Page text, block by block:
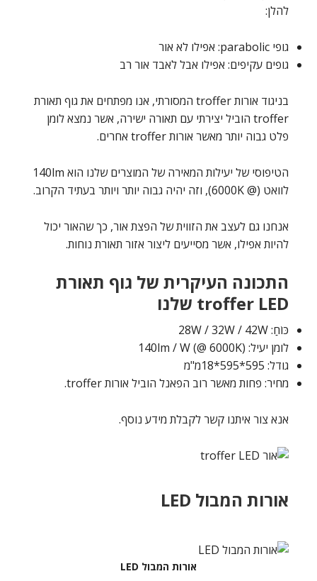
להלן:
גופי parabolic: אפילו לא אור
גופים עקיפים: אפילו אבל לאבד אור רב
בניגוד אורות troffer המסורתי, אנו מפתחים את גוף תאורת
troffer הוביל יצירתי עם תאורה ישירה, אשר נמצא לומן
פלט גבוה יותר מאשר אורות troffer אחרים.
הטיפוסי של יעילות המאירה של המוצרים שלנו הוא 140lm
לוואט (@ 6000K), וזה יהיה גבוה יותר ויותר בעתיד הקרוב.
אנחנו גם לעצב את הזווית של הפצת אור, כך שהאור יכול
להיות אפילו, אשר מסייעים ליצור אזור תאורת נוחות.
התכונה העיקרית של גוף תאורת
troffer LED שלנו
כּוֹחַ: 28W / 32W / 42W
לומן יעיל: 140lm / W (@ 6000K)
גודל: 595*595*18מ"מ
מחיר: פחות מאשר רוב הפאנל הוביל אורות troffer.
אנא צור איתנו קשר לקבלת מידע נוסף.
אורות המבול LED
אורות המבול LED